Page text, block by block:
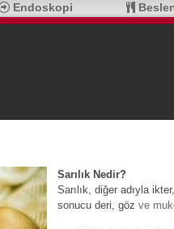
Endoskopi
Sarılık Nedir?
Sarılık, diğer adıyla
sonucu deri, göz ve